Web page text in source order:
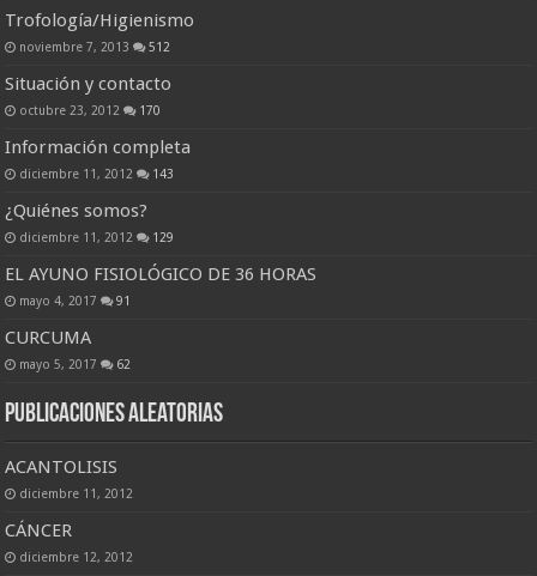
Trofología/Higienismo
noviembre 7, 2013 512
Situación y contacto
octubre 23, 2012 170
Información completa
diciembre 11, 2012 143
¿Quiénes somos?
diciembre 11, 2012 129
EL AYUNO FISIOLÓGICO DE 36 HORAS
mayo 4, 2017 91
CURCUMA
mayo 5, 2017 62
Publicaciones Aleatorias
ACANTOLISIS
diciembre 11, 2012
CÁNCER
diciembre 12, 2012